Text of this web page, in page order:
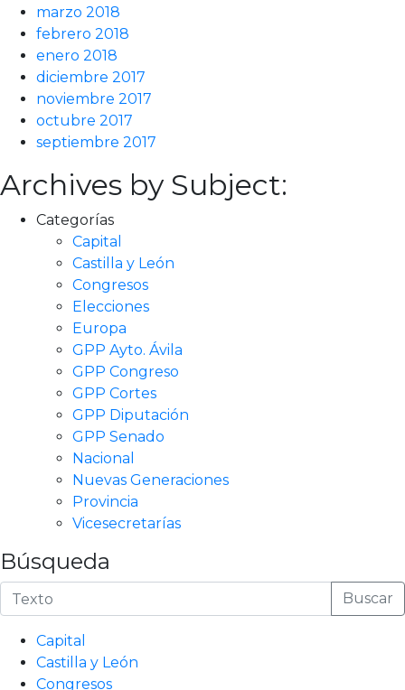
marzo 2018
febrero 2018
enero 2018
diciembre 2017
noviembre 2017
octubre 2017
septiembre 2017
Archives by Subject:
Categorías
Capital
Castilla y León
Congresos
Elecciones
Europa
GPP Ayto. Ávila
GPP Congreso
GPP Cortes
GPP Diputación
GPP Senado
Nacional
Nuevas Generaciones
Provincia
Vicesecretarías
Búsqueda
Buscar
Capital
Castilla y León
Congresos